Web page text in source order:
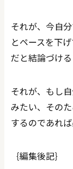
それが、今自
とペースを下
だと結論づける
それが、もし
みたい、その
するのであれ
｛編集後記｝